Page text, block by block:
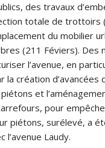
des travaux
totale de trottoirs
du mobilier
(211 Féviers). Des
l’avenue, en
la création
et
pour
piétons, surélevé, a
l’avenue Laudy.